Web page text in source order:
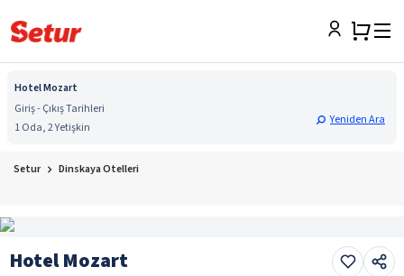
Hotel Mozart
Giriş - Çıkış Tarihleri
1 Oda, 2 Yetişkin
Yeniden Ara
Setur Dinskaya Otelleri
Hotel Mozart